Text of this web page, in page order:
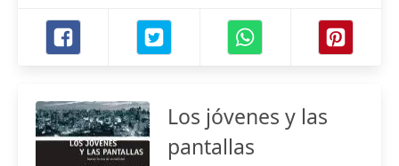
Los jóvenes y las
pantallas